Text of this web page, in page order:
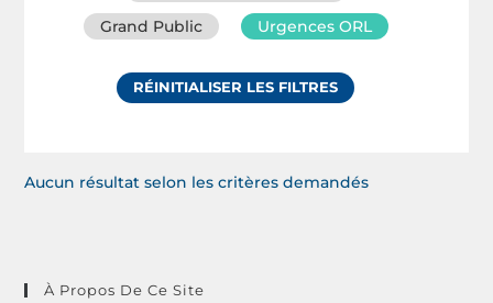
Grand Public
Urgences ORL
RÉINITIALISER LES FILTRES
Aucun résultat selon les critères demandés
À Propos De Ce Site